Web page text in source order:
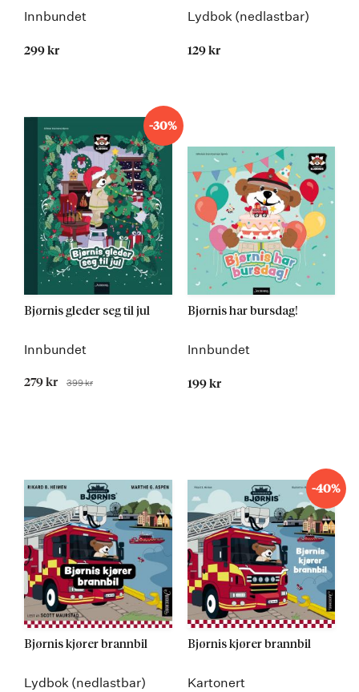
Innbundet
299 kr
Lydbok (nedlastbar)
129 kr
-30%
Bjørnis gleder seg til jul
Innbundet
Tilbudspris
279 kr Før
399 kr
Bjørnis har bursdag!
Innbundet
199 kr
Bjørnis kjører brannbil
Lydbok (nedlastbar)
-40%
Bjørnis kjører brannbil
Kartonert